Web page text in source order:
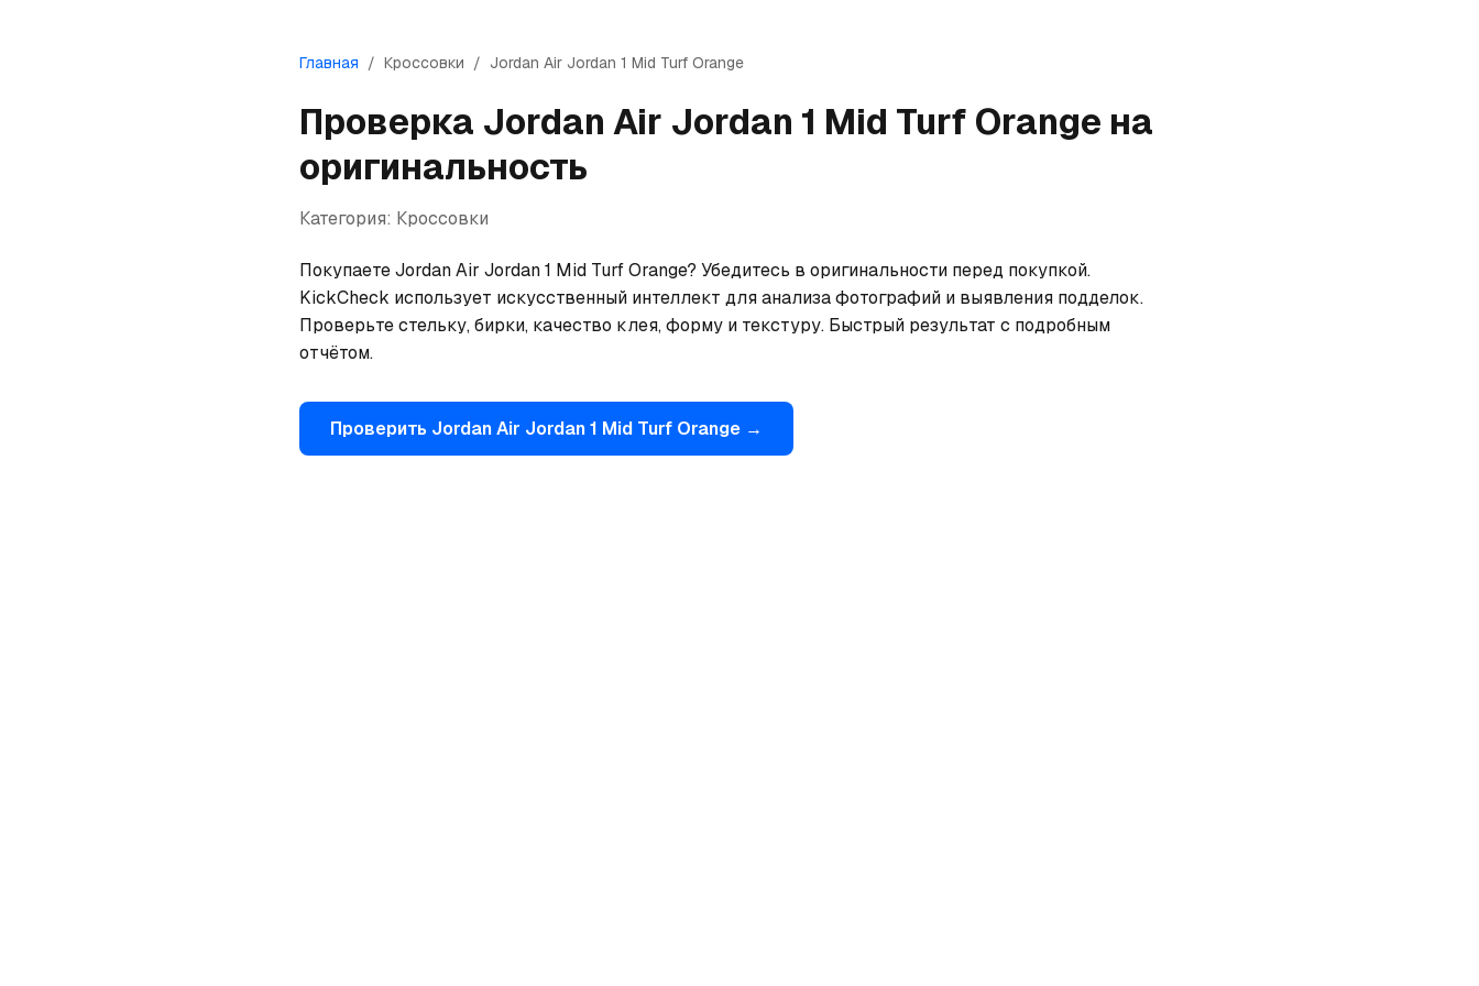
Главная / Кроссовки / Jordan Air Jordan 1 Mid Turf Orange
Проверка Jordan Air Jordan 1 Mid Turf Orange на
оригинальность
Категория: Кроссовки
Покупаете Jordan Air Jordan 1 Mid Turf Orange? Убедитесь в оригинальности перед покупкой.
KickCheck использует искусственный интеллект для анализа фотографий и выявления подделок.
Проверьте стельку, бирки, качество клея, форму и текстуру. Быстрый результат с подробным
отчётом.
Проверить JordanAir Jordan 1 Mid Turf Orange →